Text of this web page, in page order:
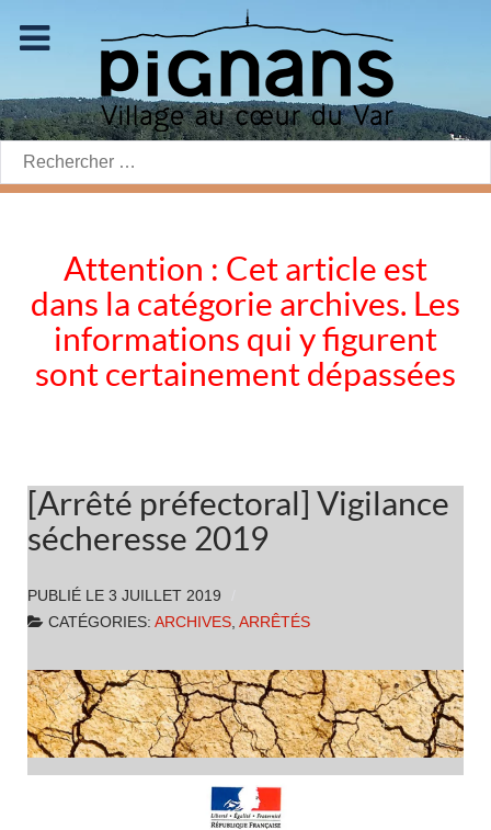
Rechercher:
Attention : Cet article est
dans la catégorie archives. Les
informations qui y figurent
sont certainement dépassées
[Arrêté préfectoral] Vigilance
sécheresse 2019
PUBLIÉ LE 3 JUILLET 2019
CATÉGORIES: ARCHIVES, ARRÊTÉS